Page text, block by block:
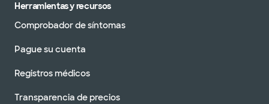
Herramientas y recursos
Comprobador de síntomas
Pague su cuenta
Registros médicos
Transparencia de precios